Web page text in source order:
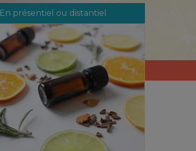
En présentiel ou distantiel